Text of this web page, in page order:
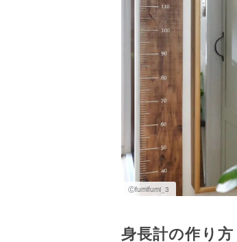
Ⓒfumifumi_3
身長計の作り方